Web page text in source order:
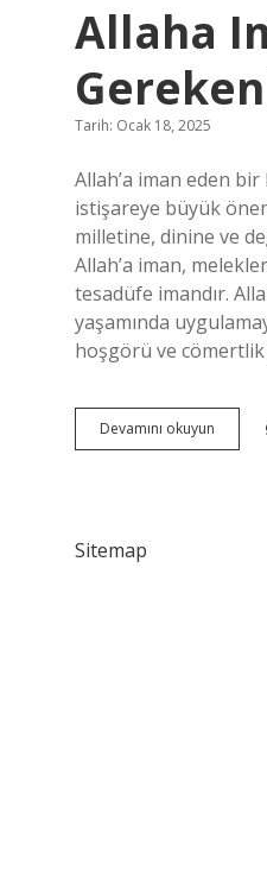
Allaha
Tarih: Ocak 18, 2025
Allah’a iman eden
istişareye büyük
milletine, dinine ve
Allah’a iman,
tesadüfe imandır.
yaşamında
hoşgörü ve
Devamını okuyun
Iman
Sitemap